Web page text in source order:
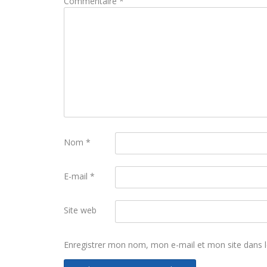
Nom *
E-mail *
Site web
Enregistrer mon nom, mon e-mail et mon site